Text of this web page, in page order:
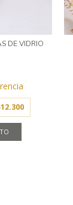
DE VIDRIO